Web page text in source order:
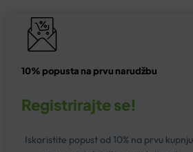
10% popusta na prvu narudžbu
Registrirajte se!
Iskoristite popust od 10% na prvu kupnju